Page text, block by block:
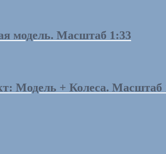
модель. Масштаб 1:33
Модель + Колеса. Масштаб